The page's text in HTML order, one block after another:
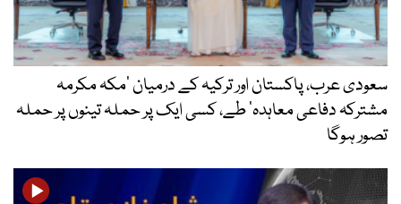
سعودی عرب، پاکستان اور ترکیہ کے درمیان ’مکہ مکرمہ
مشترکہ دفاعی معاہدہ‘ طے، کسی ایک پر حملہ تینوں پر حملہ
تصور ہوگا